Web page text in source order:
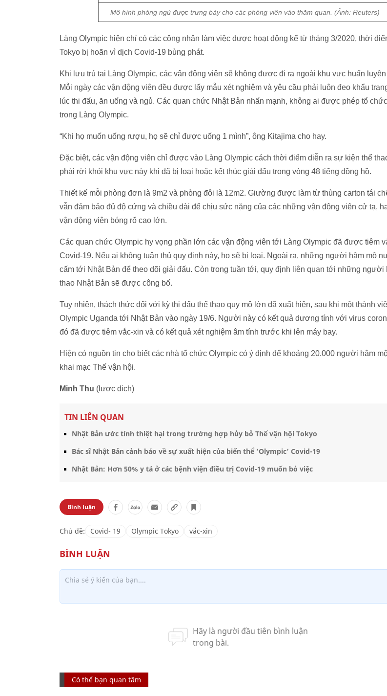
Mô hình phòng ngủ được trưng bày cho các phóng viên vào thăm quan. (Ảnh: Reuters)
Làng Olympic hiện chỉ có các công nhân làm việc được hoạt động kể từ tháng 3/2020, thời
Tokyo bị hoãn vì dịch Covid-19 bùng phát.
Khi lưu trú tại Làng Olympic, các vận động viên sẽ không được đi ra ngoài khu vực huấn luyện
Mỗi ngày các vận động viên đều được lấy mẫu xét nghiệm và yêu cầu phải luôn đeo khẩu
lúc thi đấu, ăn uống và ngủ. Các quan chức Nhật Bản nhấn mạnh, không ai được phép tổ
trong Làng Olympic.
“Khi họ muốn uống rượu, họ sẽ chỉ được uống 1 mình”, ông Kitajima cho hay.
Đặc biệt, các vận động viên chỉ được vào Làng Olympic cách thời điểm diễn ra sự kiện thể
phải rời khỏi khu vực này khi đã bị loại hoặc kết thúc giải đấu trong vòng 48 tiếng đồng hồ.
Thiết kế mỗi phòng đơn là 9m2 và phòng đôi là 12m2. Giường được làm từ thùng carton tái
vẫn đảm bảo đủ độ cứng và chiều dài để chịu sức nặng của các những vận động viên cử tạ,
vận động viên bóng rổ cao lớn.
Các quan chức Olympic hy vọng phần lớn các vận động viên tới Làng Olympic đã được tiêm
Covid-19. Nếu ai không tuân thủ quy định này, họ sẽ bị loại. Ngoài ra, những người hâm mộ
cấm tới Nhật Bản để theo dõi giải đấu. Còn trong tuần tới, quy định liên quan tới những người
thao Nhật Bản sẽ được công bố.
Tuy nhiên, thách thức đối với kỳ thi đấu thể thao quy mô lớn đã xuất hiện, sau khi một thành
Olympic Uganda tới Nhật Bản vào ngày 19/6. Người này có kết quả dương tính với virus
đó đã được tiêm vắc-xin và có kết quả xét nghiệm âm tính trước khi lên máy bay.
Hiện có nguồn tin cho biết các nhà tổ chức Olympic có ý định để khoảng 20.000 người hâm
khai mạc Thế vận hội.
Minh Thu (lược dịch)
TIN LIÊN QUAN
Nhật Bản ước tính thiệt hại trong trường hợp hủy bỏ Thế vận hội Tokyo
Bác sĩ Nhật Bản cảnh báo về sự xuất hiện của biến thể ‘Olympic’ Covid-19
Nhật Bản: Hơn 50% y tá ở các bệnh viện điều trị Covid-19 muốn bỏ việc
Bình luận
Chủ đề: Covid- 19 Olympic Tokyo vắc-xin
Có thể bạn quan tâm